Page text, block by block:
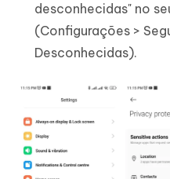
desconhecidas" no
(Configurações >
Desconhecidas).